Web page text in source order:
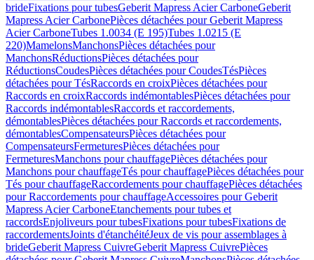
brideFixations pour tubesGeberit Mapress Acier CarboneGeberit
Mapress Acier CarbonePièces détachées pour Geberit Mapress
Acier CarboneTubes 1.0034 (E 195)Tubes 1.0215 (E
220)MamelonsManchonsPièces détachées pour
ManchonsRéductionsPièces détachées pour
RéductionsCoudesPièces détachées pour CoudesTésPièces
détachées pour TésRaccords en croixPièces détachées pour
Raccords en croixRaccords indémontablesPièces détachées pour
Raccords indémontablesRaccords et raccordements,
démontablesPièces détachées pour Raccords et raccordements,
démontablesCompensateursPièces détachées pour
CompensateursFermeturesPièces détachées pour
FermeturesManchons pour chauffagePièces détachées pour
Manchons pour chauffageTés pour chauffagePièces détachées pour
Tés pour chauffageRaccordements pour chauffagePièces détachées
pour Raccordements pour chauffageAccessoires pour Geberit
Mapress Acier CarboneEtanchements pour tubes et
raccordsEnjoliveurs pour tubesFixations pour tubesFixations de
raccordementsJoints d'étanchéitéJeux de vis pour assemblages à
brideGeberit Mapress CuivreGeberit Mapress CuivrePièces